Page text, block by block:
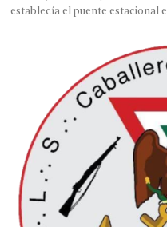
establecía el puente estacional